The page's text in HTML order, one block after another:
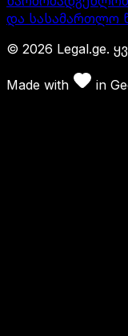
და სასამართლო
© 2026 Legal.ge.
Made with in